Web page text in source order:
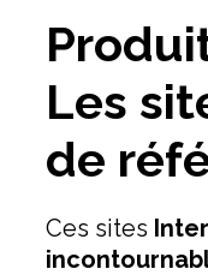
Les
de
Ces sites